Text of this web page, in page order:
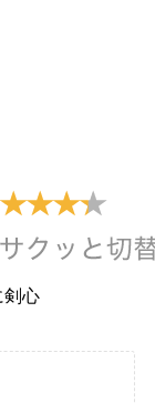
剣心